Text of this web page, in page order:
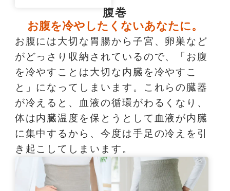
腹巻
お腹を冷やしたくないあなたに。
お腹には大切な胃腸から子宮、卵巣など
がどっさり収納されているので、「お腹
を冷やすことは大切な内臓を冷やすこ
と」になってしまいます。これらの臓器
が冷えると、血液の循環がわるくなり、
体は内臓温度を保とうとして血液が内臓
に集中するから、今度は手足の冷えを引
き起こしてしまいます。